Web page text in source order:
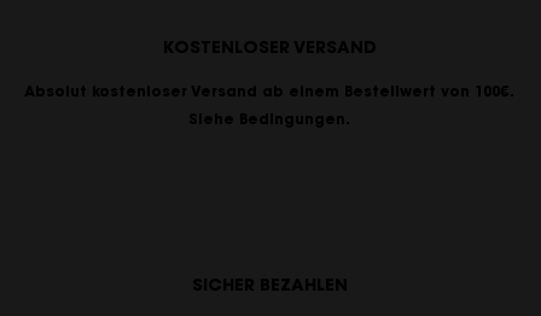
KOSTENLOSER VERSAND
Absolut kostenloser Versand ab einem Bestellwert von 100€.
Siehe Bedingungen.
SICHER BEZAHLEN